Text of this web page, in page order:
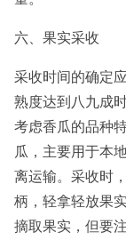
六、果实采收
采收时间的确定
熟度达到八九成
考虑香瓜的品种
瓜，主要用于本
离运输。采收时
柄，轻拿轻放果
摘取果实，但要